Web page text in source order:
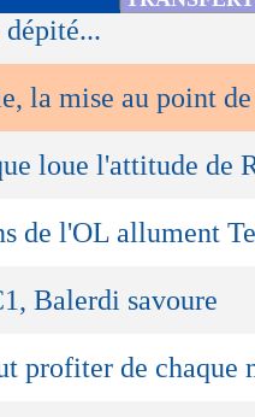
cette saison
prochaine.
Damien Da
la mise au point
loue l'attitude de
de l'OL allument
Balerdi savoure
profiter de chaque